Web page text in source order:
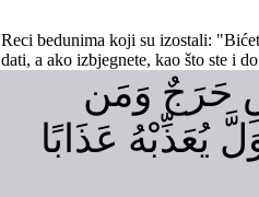
Reci bedunima koji su izostali:
dati, a ako izbjegnete, kao što ste i
حَرَجٌ وَمَن
يُعَذِّبْهُ عَذَابًا